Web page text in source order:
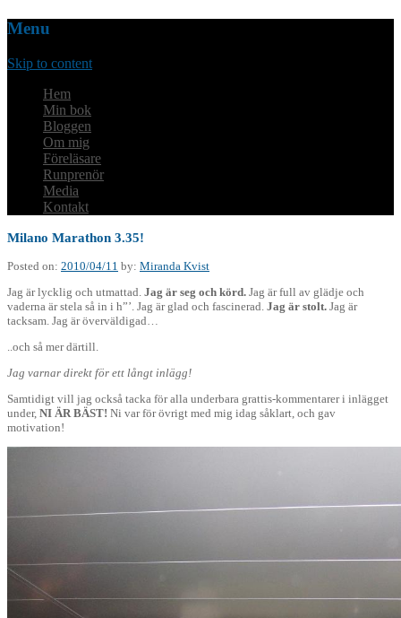
Menu
Skip to content
Hem
Min bok
Bloggen
Om mig
Föreläsare
Runprenör
Media
Kontakt
Milano Marathon 3.35!
Posted on: 2010/04/11 by: Miranda Kvist
Jag är lycklig och utmattad. Jag är seg och körd. Jag är full av glädje och
vaderna är stela så in i h”’. Jag är glad och fascinerad. Jag är stolt. Jag är
tacksam. Jag är överväldigad…
..och så mer därtill.
Jag varnar direkt för ett långt inlägg!
Samtidigt vill jag också tacka för alla underbara grattis-kommentarer i inlägget
under, NI ÄR BÄST! Ni var för övrigt med mig idag såklart, och gav
motivation!